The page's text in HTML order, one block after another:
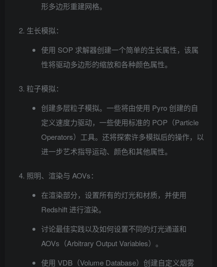
形多边形重建网格。
生长模拟：
使用 SOP 求解器创建一个简单的生长属性，该属
性将驱动多边形的缩放和各种颜色属性。
粒子模拟：
创建多层粒子模拟。一些将由使用 Pyro 创建的自
定义速度力驱动，一些使用标准的 POP（Particle
Operators）工具。还将探索许多模拟后的操作，以
进一步艺术指导运动、颜色和其他属性。
照明、渲染与 AOVs：
在渲染部分，设置所有的灯光和材质，并使用
Redshift 进行渲染。
讨论最佳实践以及如何设置不同的灯光通道和
AOVs（Arbitrary Output Variables）。
使用 VDB（Volume Database）创建自定义烟雾